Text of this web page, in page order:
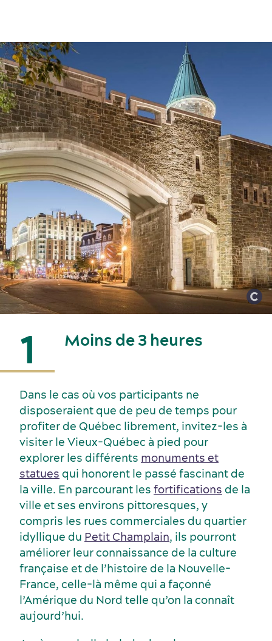
Activités et expériences
Industries clés
Salles de réunion
Hébergement
1 Moins de 3 heures
Dans le cas où vos participants ne
disposeraient que de peu de temps pour
profiter de Québec librement, invitez-les à
visiter le Vieux-Québec à pied pour
explorer les différents monuments et
statues qui honorent le passé fascinant de
la ville. En parcourant les fortifications de la
ville et ses environs pittoresques, y
compris les rues commerciales du quartier
idyllique du Petit Champlain, ils pourront
améliorer leur connaissance de la culture
française et de l’histoire de la Nouvelle-
France, celle-là même qui a façonné
l’Amérique du Nord telle qu’on la connaît
aujourd’hui.